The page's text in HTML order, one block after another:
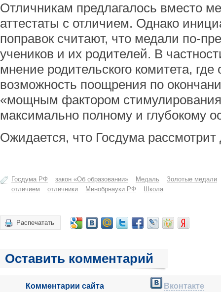
Отличникам предлагалось вместо
аттестаты с отличием. Однако
поправок считают, что медали по-
учеников и их родителей. В
мнение родительского комитета, где
возможность поощрения по
«мощным фактором
максимально полному и глубокому
Ожидается, что Госдума рассмотрит
Госдума РФ закон «Об образовании» Медаль
Золотые медали
отличием
отличники Минобрнауки РФ Школа
Распечатать
Оставить комментарий
Комментарии сайта Вконтакте